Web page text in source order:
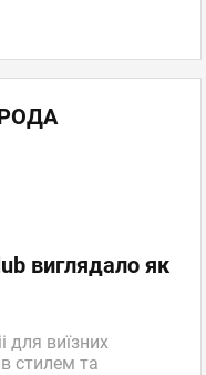
виглядало як
для виїзних
стилем та